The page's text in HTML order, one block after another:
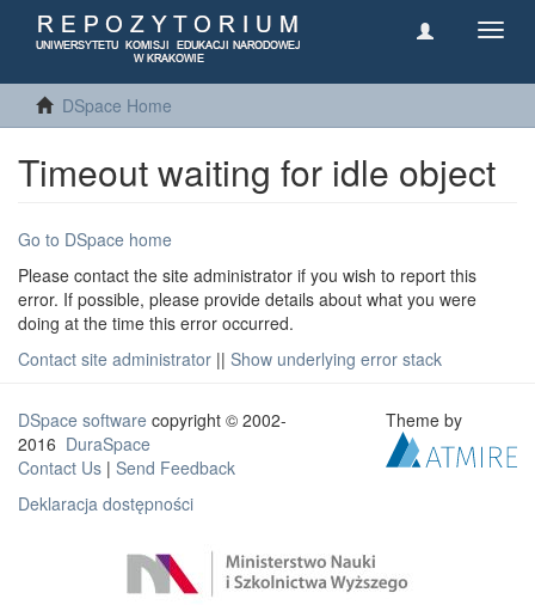
DSpace Home
Timeout waiting for idle object
Go to DSpace home
Please contact the site administrator if you wish to report this
error. If possible, please provide details about what you were
doing at the time this error occurred.
Contact site administrator || Show underlying error stack
DSpace software copyright © 2002-
2016 DuraSpace
Contact Us | Send Feedback
Deklaracja dostępności
Theme by